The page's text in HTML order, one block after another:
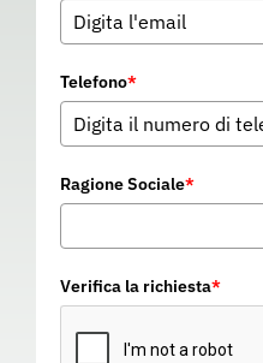
Telefono*
Ragione Sociale*
Verifica la richiesta*